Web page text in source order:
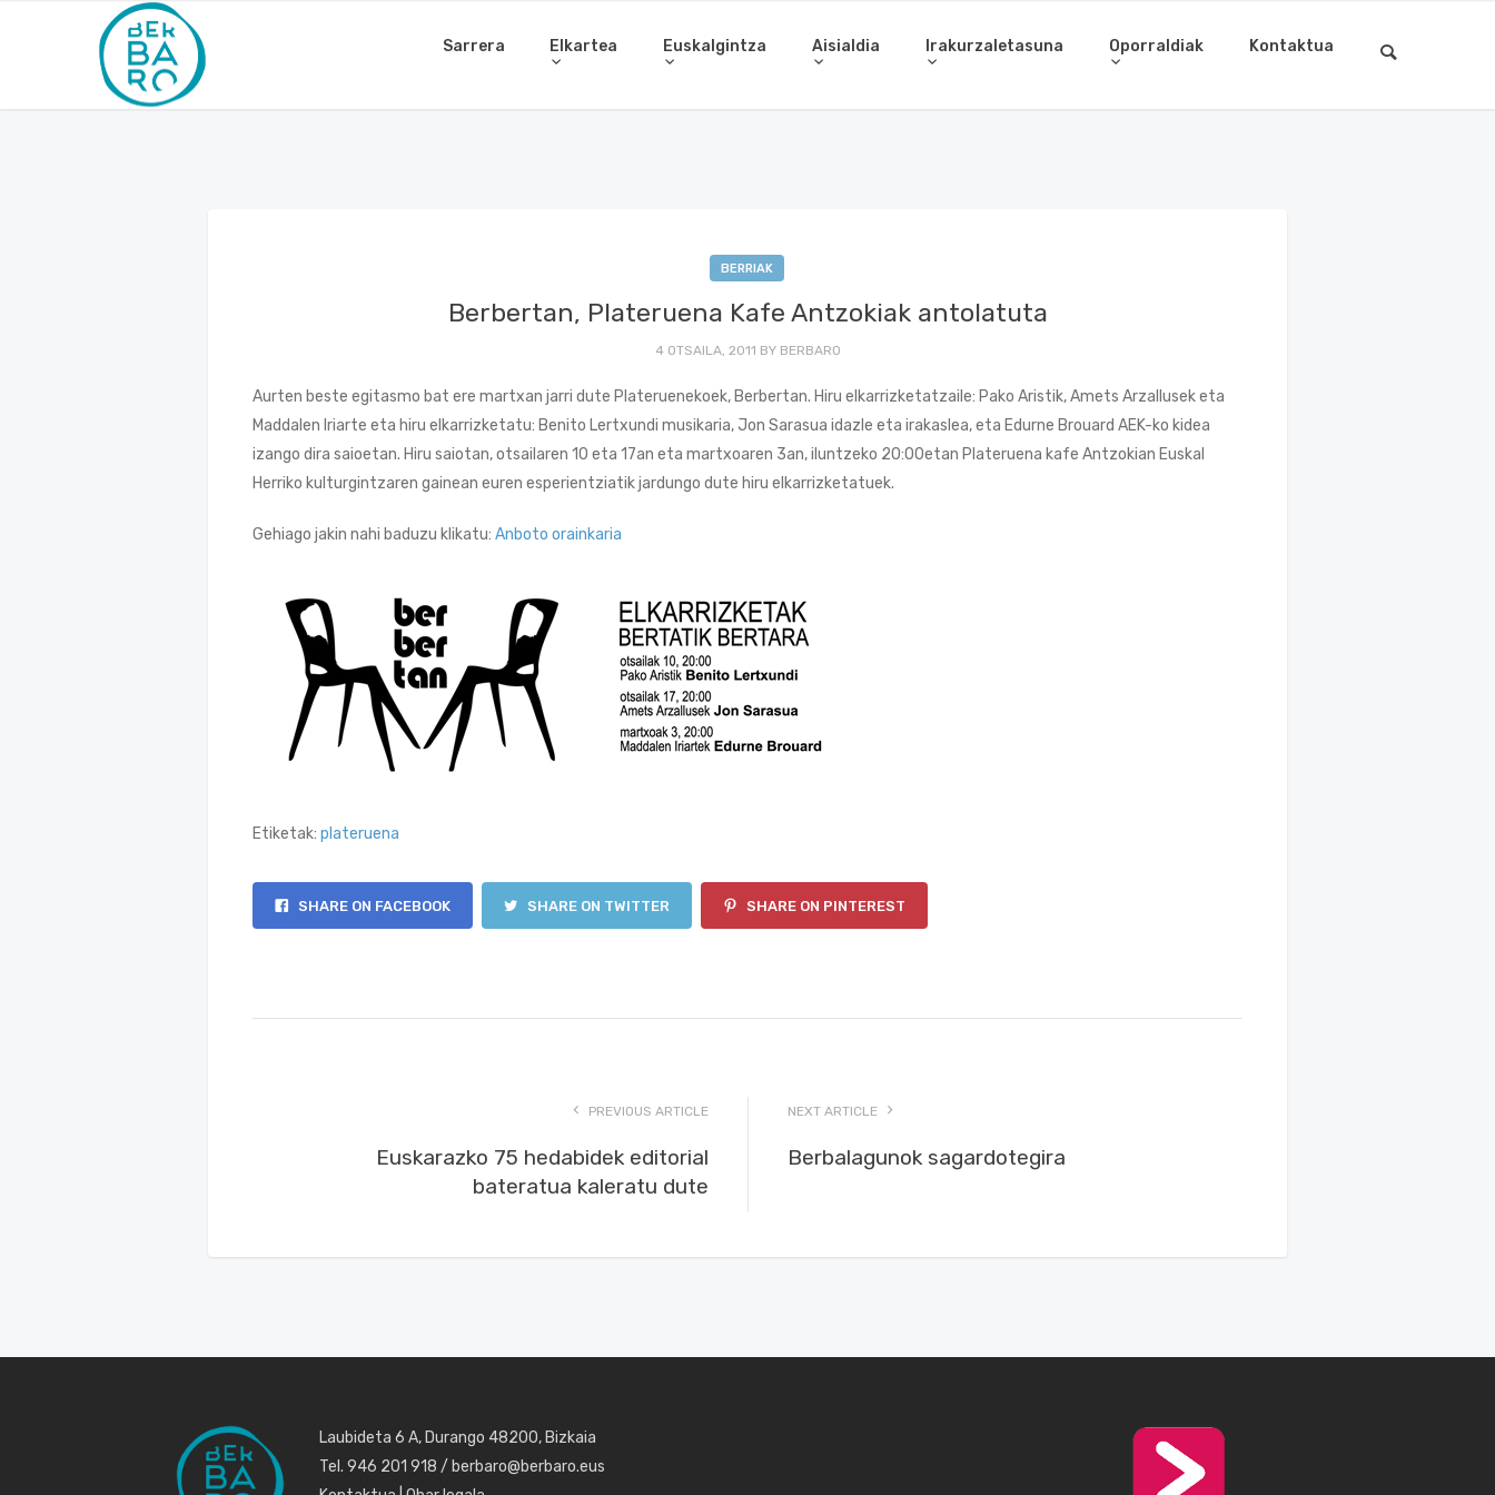
Sarrera Elkartea Euskalgintza Aisialdia Irakurzaletasuna Oporraldiak Kontaktua
BERRIAK
Berbertan, Plateruena Kafe Antzokiak antolatuta
4 OTSAILA, 2011 BY BERBARO
Aurten beste egitasmo bat ere martxan jarri dute Plateruenekoek, Berbertan. Hiru elkarrizketatzaile: Pako Aristik, Amets Arzallusek eta
Maddalen Iriarte eta hiru elkarrizketatu: Benito Lertxundi musikaria, Jon Sarasua idazle eta irakaslea, eta Edurne Brouard AEK-ko kidea
izango dira saioetan. Hiru saiotan, otsailaren 10 eta 17an eta martxoaren 3an, iluntzeko 20:00etan Plateruena kafe Antzokian Euskal
Herriko kulturgintzaren gainean euren esperientziatik jardungo dute hiru elkarrizketatuek.
Gehiago jakin nahi baduzu klikatu: Anboto orainkaria
Etiketak: plateruena
SHARE ON FACEBOOK SHARE ON TWITTER SHARE ON PINTEREST
PREVIOUS ARTICLE
Euskarazko 75 hedabidek editorial
bateratua kaleratu dute
NEXT ARTICLE
Berbalagunok sagardotegira
Laubideta 6 A, Durango 48200, Bizkaia
Tel. 946 201 918 / berbaro@berbaro.eus